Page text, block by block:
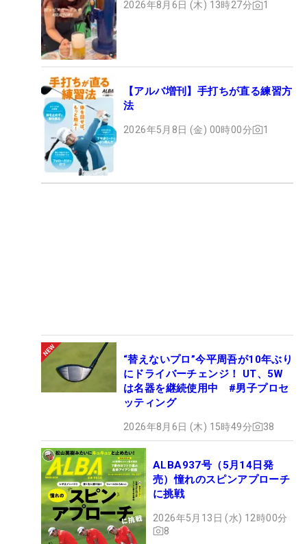
2026年8月6日 (木) 13時27分 1
【アルバ増刊】手打ちが直る練習方
法
2026年5月8日 (金) 00時00分 1
“替えないプロ”今平周吾が10年ぶり
にドライバーチェンジ！ UT、5W
は名器を継続使用中 #男子プロセ
ッティング
2026年8月6日 (木) 15時49分 38
ALBA937号（5月14日発
売）憧れのスピンアプローチ
に挑戦
2026年5月13日 (水) 12時00分
8